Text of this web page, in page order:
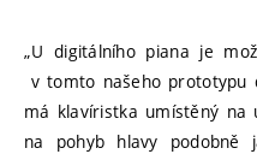
„U digitálního piana je
v tomto našeho prototypu
má klavíristka umístěný na
na pohyb hlavy